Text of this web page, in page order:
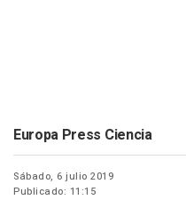
Europa Press Ciencia
Sábado, 6 julio 2019
Publicado: 11:15